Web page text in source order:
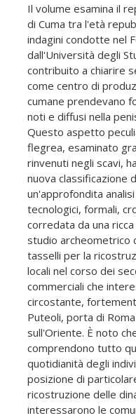
Il volume esamina il
di Cuma tra l'età
indagini condotte nel
dall'Università degli
contribuito a chiarire
come centro di
cumane prendevano
noti e diffusi nella
Questo aspetto
flegrea, esaminato
rinvenuti negli scavi,
nuova classificazione
un'approfondita
tecnologici, formali,
corredata da una
studio archeometrico
tasselli per la
locali nel corso dei
commerciali che
circostante,
Puteoli, porta di
sull'Oriente. È noto
comprendono tutto
quotidianità degli
posizione di
ricostruzione delle
interessarono le